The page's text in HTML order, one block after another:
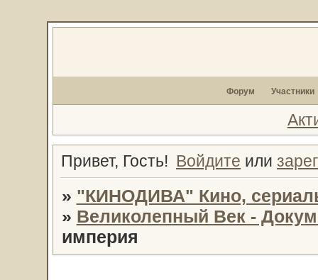
Форум Участники
Привет, Гость! Войдите или
» "КИНОДИВА" Кино,
» Великолепный Век -
империя